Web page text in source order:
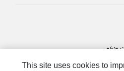
This site uses cookies to